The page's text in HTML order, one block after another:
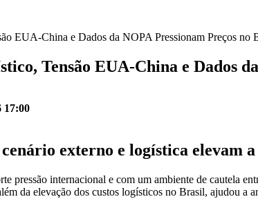
EUA-China e Dados da NOPA Pressionam Preços no
Tensão EUA-China e Dados
17:00
externo e logística elevam
pressão internacional e com um ambiente de cautela
da elevação dos custos logísticos no Brasil, ajudou a